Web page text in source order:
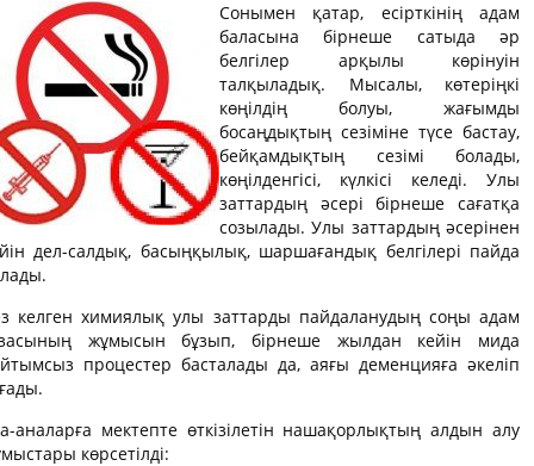
Сонымен қатар, есірткінің адам
баласына бірнеше сатыда әр
белгілер арқылы көрінуін
талқыладық. Мысалы, көтеріңкі
көңілдің болуы, жағымды
босаңдықтың сезiмiне түсе бастау,
бейқамдықтың сезiмi болады,
көңілденгісі, күлкісі келеді. Улы
заттардың әсері бірнеше сағатқа
созылады. Улы заттардың әсерінен
дел-салдық, басыңқылық, шаршағандық белгілері пайда
келген химиялық улы заттарды пайдаланудың соңы адам
жұмысын бұзып, бірнеше жылдан кейін мида
процестер басталады да, аяғы деменцияға әкеліп
аналарға мектепте өткізілетін нашақорлықтың алдын алу
көрсетілді: